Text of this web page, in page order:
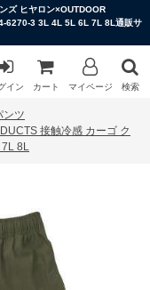
ズ ヒヤロン×OUTDOOR
6270-3 3L 4L 5L 6L 7L 8L通販サ
イン カート マイページ 検索
ンツ
接触冷感 カーゴ ク
8L